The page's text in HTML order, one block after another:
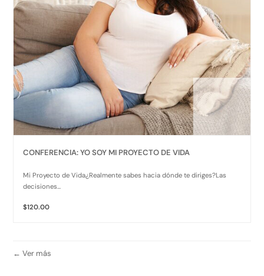
CONFERENCIA: YO SOY MI PROYECTO DE VIDA
Mi Proyecto de Vida¿Realmente sabes hacia dónde te diriges?Las
decisiones...
$120.00
Ver más